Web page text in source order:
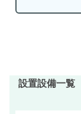
設置設備一覧